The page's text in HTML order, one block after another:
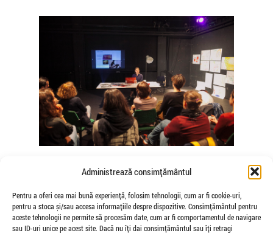
Administrează consimțământul
Pentru a oferi cea mai bună experiență, folosim tehnologii, cum ar fi cookie-uri,
pentru a stoca și/sau accesa informațiile despre dispozitive. Consimțământul pentru
aceste tehnologii ne permite să procesăm date, cum ar fi comportamentul de navigare
sau ID-uri unice pe acest site. Dacă nu îți dai consimțământul sau îți retragi
Somatice susținute de coregrafele
Mădălina Dan și Valentina De Piante
Niculae
de Veioza Arte